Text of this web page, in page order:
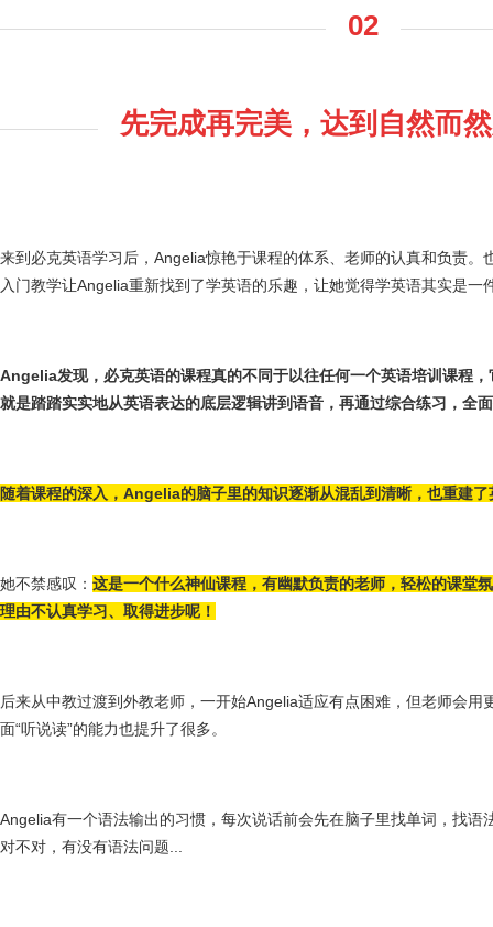
02
先完成再完美，达到自然而
来到必克英语学习后，Angelia惊艳于课程的体系、老师的认真和负责。
入门教学让Angelia重新找到了学英语的乐趣，让她觉得学英语其实是一
Angelia发现，必克英语的课程真的不同于以往任何一个英语培训课程
就是踏踏实实地从英语表达的底层逻辑讲到语音，再通过综合练习，全
随着课程的深入，Angelia的脑子里的知识逐渐从混乱到清晰，也重建
她不禁感叹： 这是一个什么神仙课程，有幽默负责的老师，轻松的课堂
理由不认真学习、取得进步呢！
后来从中教过渡到外教老师，一开始Angelia适应有点困难，但老师会用
面“听说读”的能力也提升了很多。
Angelia有一个语法输出的习惯，每次说话前会先在脑子里找单词，找语
对不对，有没有语法问题...